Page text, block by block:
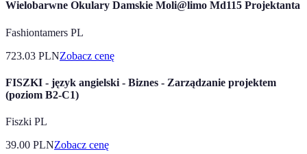
Wielobarwne Okulary Damskie Moli@limo Md115 Projektanta
Fashiontamers PL
723.03 PLNZobacz cenę
FISZKI - język angielski - Biznes - Zarządzanie projektem
(poziom B2-C1)
Fiszki PL
39.00 PLNZobacz cenę